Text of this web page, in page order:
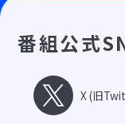
番組公式
X (旧